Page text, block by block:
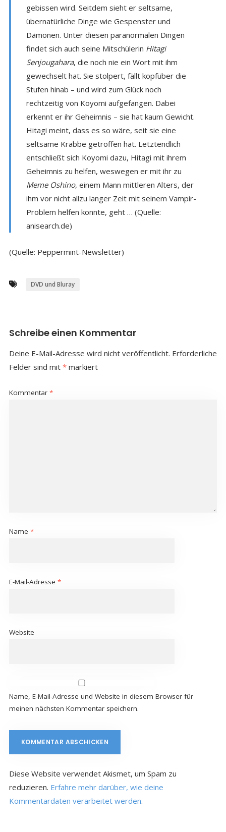
gebissen wird. Seitdem sieht er seltsame,
übernatürliche Dinge wie Gespenster und
Dämonen. Unter diesen paranormalen Dingen
findet sich auch seine Mitschülerin Hitagi
Senjougahara, die noch nie ein Wort mit ihm
gewechselt hat. Sie stolpert, fällt kopfüber die
Stufen hinab – und wird zum Glück noch
rechtzeitig von Koyomi aufgefangen. Dabei
erkennt er ihr Geheimnis – sie hat kaum Gewicht.
Hitagi meint, dass es so wäre, seit sie eine
seltsame Krabbe getroffen hat. Letztendlich
entschließt sich Koyomi dazu, Hitagi mit ihrem
Geheimnis zu helfen, weswegen er mit ihr zu
Meme Oshino, einem Mann mittleren Alters, der
ihm vor nicht allzu langer Zeit mit seinem Vampir-
Problem helfen konnte, geht … (Quelle:
anisearch.de)
(Quelle: Peppermint-Newsletter)
DVD und Bluray
Schreibe einen Kommentar
Deine E-Mail-Adresse wird nicht veröffentlicht. Erforderliche
Felder sind mit *markiert
Kommentar *
Name *
E-Mail-Adresse *
Website
Name, E-Mail-Adresse und Website in diesem Browser für
meinen nächsten Kommentar speichern.
Diese Website verwendet Akismet, um Spam zu
reduzieren. Erfahre mehr darüber, wie deine
Kommentardaten verarbeitet werden.